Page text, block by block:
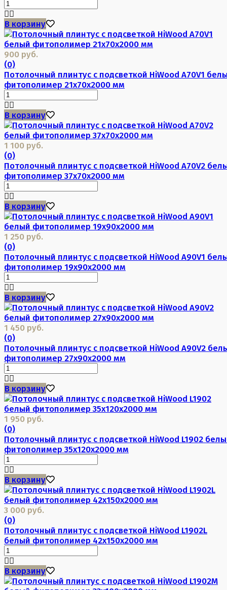
В корзину
900 руб.
(0)
Потолочный плинтус с подсветкой HiWood A70V1
фитополимер 21х70х2000 мм
В корзину
1 100 руб.
(0)
Потолочный плинтус с подсветкой HiWood A70V2
фитополимер 37х70х2000 мм
В корзину
1 250 руб.
(0)
Потолочный плинтус с подсветкой HiWood A90V1
фитополимер 19х90х2000 мм
В корзину
1 450 руб.
(0)
Потолочный плинтус с подсветкой HiWood A90V2
фитополимер 27х90х2000 мм
В корзину
1 950 руб.
(0)
Потолочный плинтус с подсветкой HiWood L1902
фитополимер 35х120х2000 мм
В корзину
3 000 руб.
(0)
Потолочный плинтус с подсветкой HiWood L1902L
белый фитополимер 42х150х2000 мм
В корзину